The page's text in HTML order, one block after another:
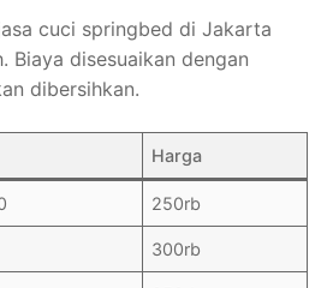
cuci springbed di Jakarta
Biaya disesuaikan dengan
dibersihkan.
Harga
250rb
300rb